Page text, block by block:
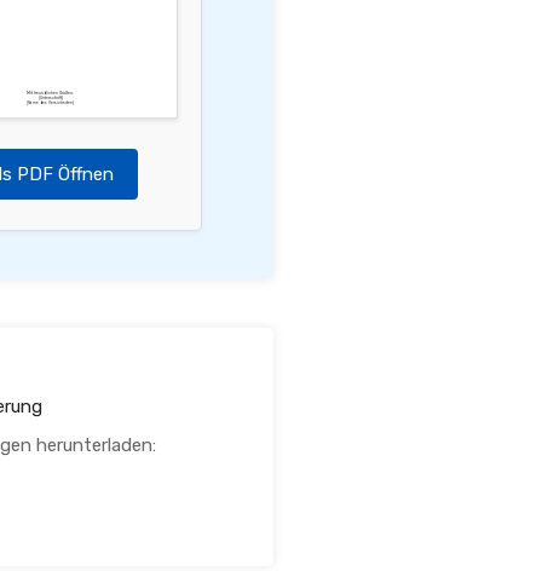
Mit freundlichen Grüßen,
[Unterschrift]
[Name des Versicherten]
PDF Öffnen
herunterladen: